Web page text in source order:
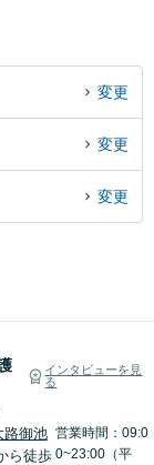
変更
変更
変更
インタビューを見
る
路御池
ら徒歩
営業時間：09:0
0~23:00（平